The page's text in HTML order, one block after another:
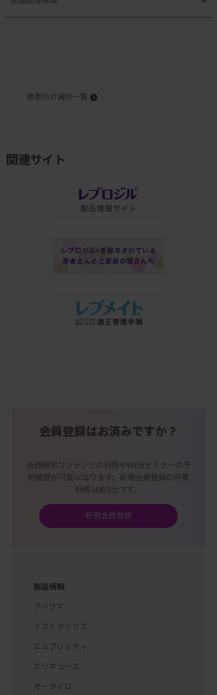
患者向け資材一覧
関連サイト
会員登録はお済みですか？
会員限定コンテンツの利用やWEBセミナーの予
約管理が可能になります。新規会員登録の所要
時間は約3分です。
新規会員登録
製品情報
アベクマ
イストダックス
エムプリシティ
エリキュース
オータイロ